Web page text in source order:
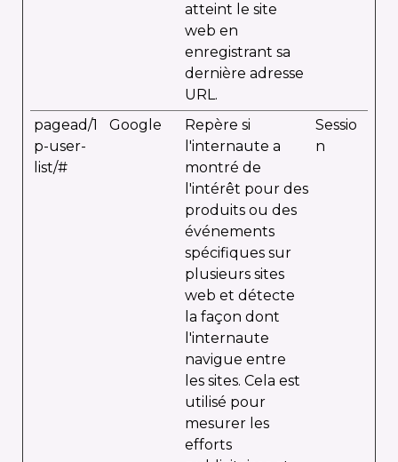
atteint le site
web en
enregistrant sa
dernière adresse
URL.
pagead/1
p-user-
list/#
Google
Repère si
l'internaute a
montré de
l'intérêt pour des
produits ou des
événements
spécifiques sur
plusieurs sites
web et détecte
la façon dont
l'internaute
navigue entre
les sites. Cela est
utilisé pour
mesurer les
efforts
Sessio
n